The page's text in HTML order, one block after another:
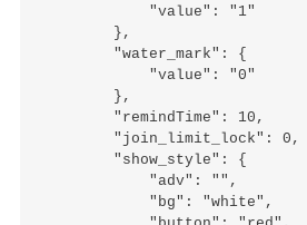
            "value": "1"
        },
        "water_mark": {
            "value": "0"
        },
        "remindTime": 10,
        "join_limit_lock": 0,
        "show_style": {
            "adv": "",
            "bg": "white",